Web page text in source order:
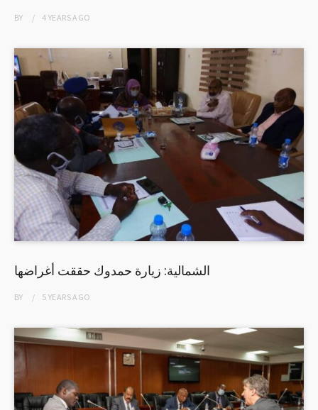
BY 4 YEARSAGO
الشمالية: زيارة حمدوك حققت أغراضها
BY 5 YEARSAGO